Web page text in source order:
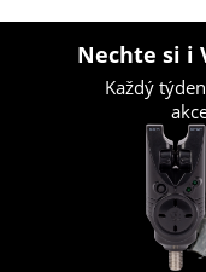
Nechte si i
Každý